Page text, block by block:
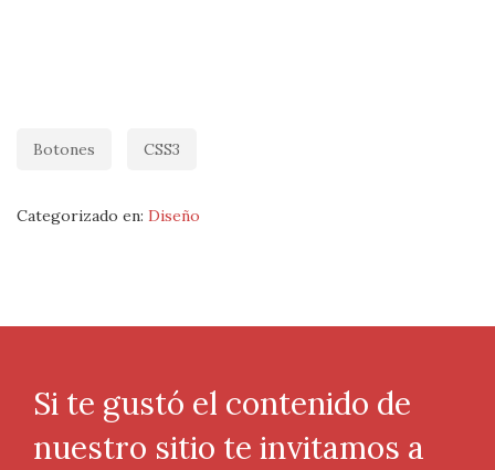
Botones CSS3
Categorizado en: Diseño
Si te gustó el contenido de
nuestro sitio te invitamos a